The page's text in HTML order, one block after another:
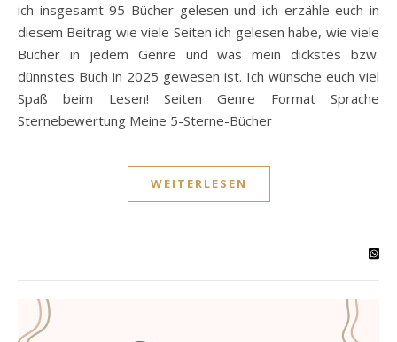
ich insgesamt 95 Bücher gelesen und ich erzähle euch in
diesem Beitrag wie viele Seiten ich gelesen habe, wie viele
Bücher in jedem Genre und was mein dickstes bzw.
dünnstes Buch in 2025 gewesen ist. Ich wünsche euch viel
Spaß beim Lesen! Seiten Genre Format Sprache
Sternebewertung Meine 5-Sterne-Bücher
WEITERLESEN